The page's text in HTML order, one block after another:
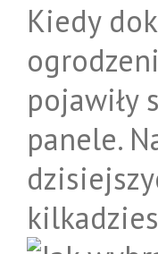
Kiedy
pojawiły
panele.